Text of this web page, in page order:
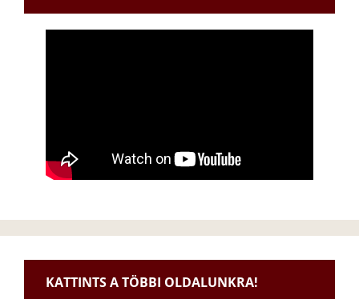
KATTINTS A TÖBBI OLDALUNKRA!